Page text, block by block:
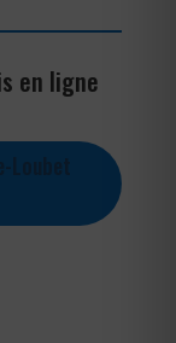
en ligne